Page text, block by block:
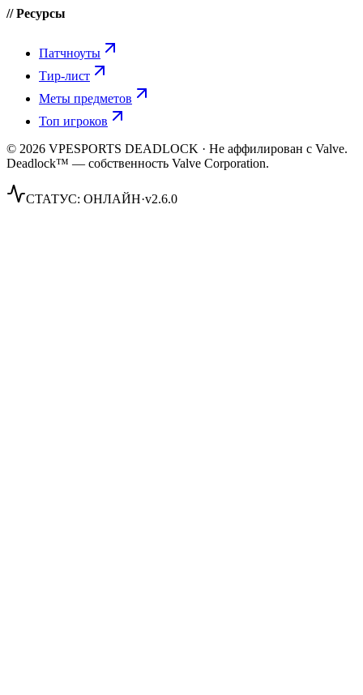
// Ресурсы
Патчноуты
Тир-лист
Меты предметов
Топ игроков
© 2026 VPESPORTS DEADLOCK · Не аффилирован с Valve.
Deadlock™ — собственность Valve Corporation.
СТАТУС: ОНЛАЙН·v2.6.0